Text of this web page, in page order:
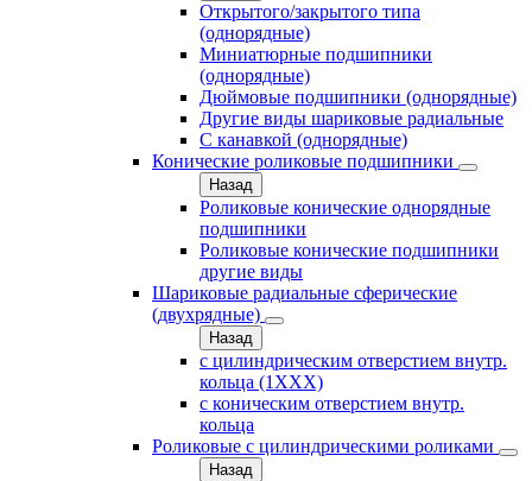
Открытого/закрытого типа
(однорядные)
Миниатюрные подшипники
(однорядные)
Дюймовые подшипники (однорядные)
Другие виды шариковые радиальные
С канавкой (однорядные)
Конические роликовые подшипники
Назад
Роликовые конические однорядные
подшипники
Роликовые конические подшипники
другие виды
Шариковые радиальные сферические
(двухрядные)
Назад
с цилиндрическим отверстием внутр.
кольца (1ХХХ)
с коническим отверстием внутр.
кольца
Роликовые с цилиндрическими роликами
Назад